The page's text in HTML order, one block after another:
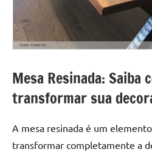
resina.
Explore
nossas
dicas
inspirações
sobre
de
Mesa Resinada: Saiba
transformar sua
A mesa resinada é um
transformar completamente a